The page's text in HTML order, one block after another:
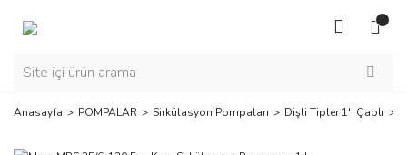
Anasayfa POMPALAR Sirkülasyon Pompaları Dişli Tipler 1'' Çaplı